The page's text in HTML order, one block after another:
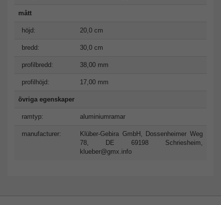
mått
höjd: 20,0 cm
bredd: 30,0 cm
profilbredd: 38,00 mm
profilhöjd: 17,00 mm
övriga egenskaper
ramtyp: aluminiumramar
manufacturer:
Klüber-Gebira GmbH, Dossenheimer Weg
78, DE 69198 Schriesheim,
klueber@gmx.info